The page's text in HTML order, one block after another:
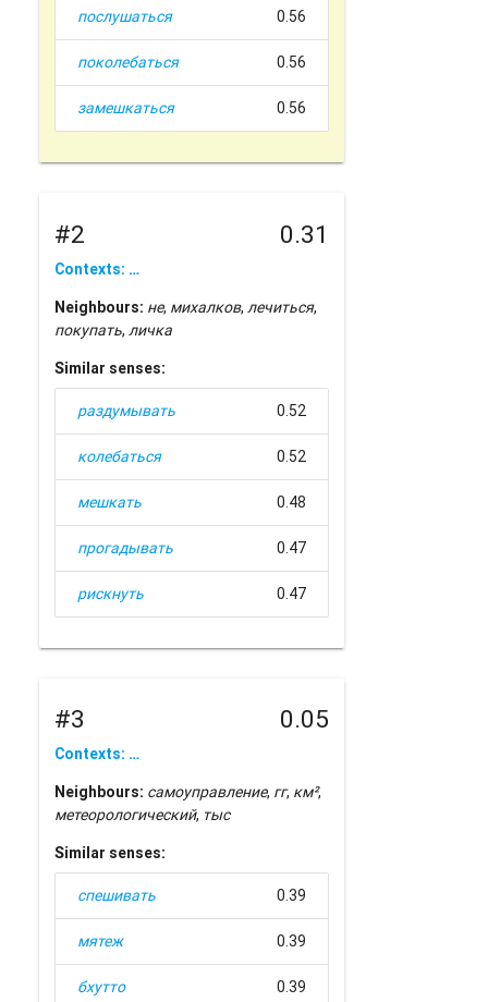
послушаться 0.56
поколебаться 0.56
замешкаться 0.56
#2 0.31
Contexts: …
Neighbours: не, михалков,лечиться,
покупать,личка
Similar senses:
раздумывать 0.52
колебаться 0.52
мешкать 0.48
прогадывать 0.47
рискнуть 0.47
#3 0.05
Contexts: …
Neighbours: самоуправление, гг, км²,
метеорологический, тыс
Similar senses:
спешивать 0.39
мятеж 0.39
бхутто 0.39